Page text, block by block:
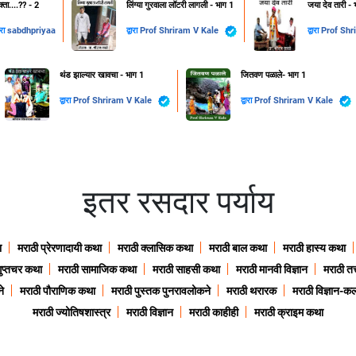
- 2
sabdhpriyaa
लिंग्या गुरवाला लॉटरी लागली - भाग 1
द्वारा Prof Shriram V Kale
जया देव तारी -
द्वारा
थंड झाल्यार खावचा - भाग 1
द्वारा Prof Shriram V Kale
जितवण पळाले- भाग 1
द्वारा Prof Shriram V Kale
इतर रसदार पर्याय
मराठी प्रेरणादायी कथा मराठी क्लासिक कथा मराठी बाल कथा
मराठी हास्य कथा
कथा
मराठी सामाजिक कथा मराठी साहसी कथा मराठी मानवी विज्ञान
मराठी
मराठी पौराणिक कथा मराठी पुस्तक पुनरावलोकने मराठी थरारक
मराठी विज्ञान-
मराठी ज्योतिषशास्त्र
मराठी विज्ञान मराठी काहीही मराठी क्राइम कथा